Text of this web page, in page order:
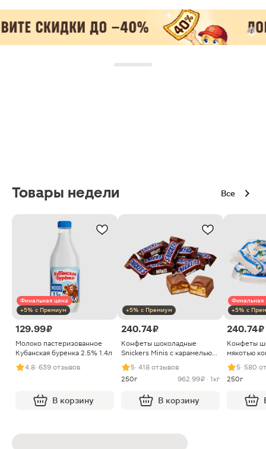
Товары недели Все
Финальная цена
+5% с Премиум
129.99 ₽
Молоко пастеризованное
Кубанская буренка 2.5% 1.4л
4.8· 639 отзывов
В корзину
+5% с Премиум
240.74 ₽
Конфеты шоколадные
Snickers Minis с карамелью
арахисом и нугой
5· 418 отзывов
250г
962.99 ₽ · 1кг
В корзину
Финальная
+5% с
240.74 ₽
Конфеты
мякотью
5· 580
250г